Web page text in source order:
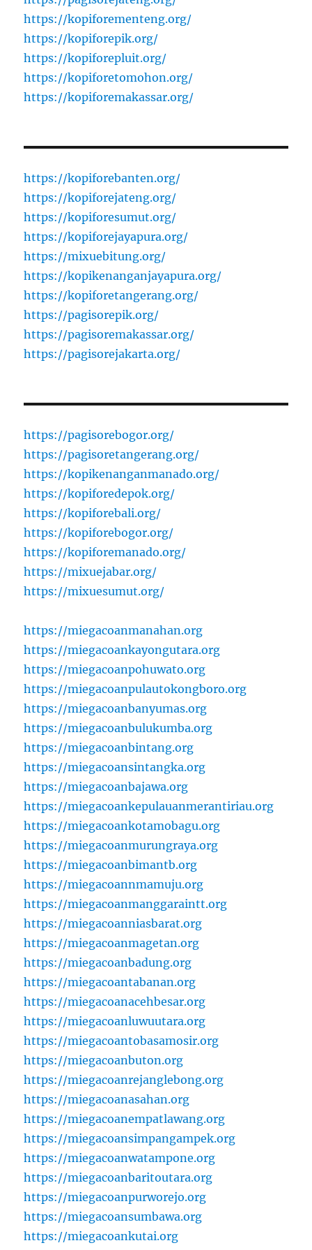
https://kopiforementeng.org/
https://kopiforepik.org/
https://kopiforepluit.org/
https://kopiforetomohon.org/
https://kopiforemakassar.org/
https://kopiforebanten.org/
https://kopiforejateng.org/
https://kopiforesumut.org/
https://kopiforejayapura.org/
https://mixuebitung.org/
https://kopikenanganjayapura.org/
https://kopiforetangerang.org/
https://pagisorepik.org/
https://pagisoremakassar.org/
https://pagisorejakarta.org/
https://pagisorebogor.org/
https://pagisoretangerang.org/
https://kopikenanganmanado.org/
https://kopiforedepok.org/
https://kopiforebali.org/
https://kopiforebogor.org/
https://kopiforemanado.org/
https://mixuejabar.org/
https://mixuesumut.org/
https://miegacoanmanahan.org
https://miegacoankayongutara.org
https://miegacoanpohuwato.org
https://miegacoanpulautokongboro.org
https://miegacoanbanyumas.org
https://miegacoanbulukumba.org
https://miegacoanbintang.org
https://miegacoansintangka.org
https://miegacoanbajawa.org
https://miegacoankepulauanmerantiriau.org
https://miegacoankotamobagu.org
https://miegacoanmurungraya.org
https://miegacoanbimantb.org
https://miegacoannmamuju.org
https://miegacoanmanggaraintt.org
https://miegacoanniasbarat.org
https://miegacoanmagetan.org
https://miegacoanbadung.org
https://miegacoantabanan.org
https://miegacoanacehbesar.org
https://miegacoanluwuutara.org
https://miegacoantobasamosir.org
https://miegacoanbuton.org
https://miegacoanrejanglebong.org
https://miegacoanasahan.org
https://miegacoanempatlawang.org
https://miegacoansimpangampek.org
https://miegacoanwatampone.org
https://miegacoanbaritoutara.org
https://miegacoanpurworejo.org
https://miegacoansumbawa.org
https://miegacoankutai.org